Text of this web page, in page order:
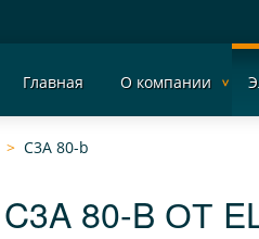
Главная О компании
C3A 80-b
80-B ОТ